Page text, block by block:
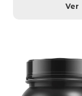
Ver